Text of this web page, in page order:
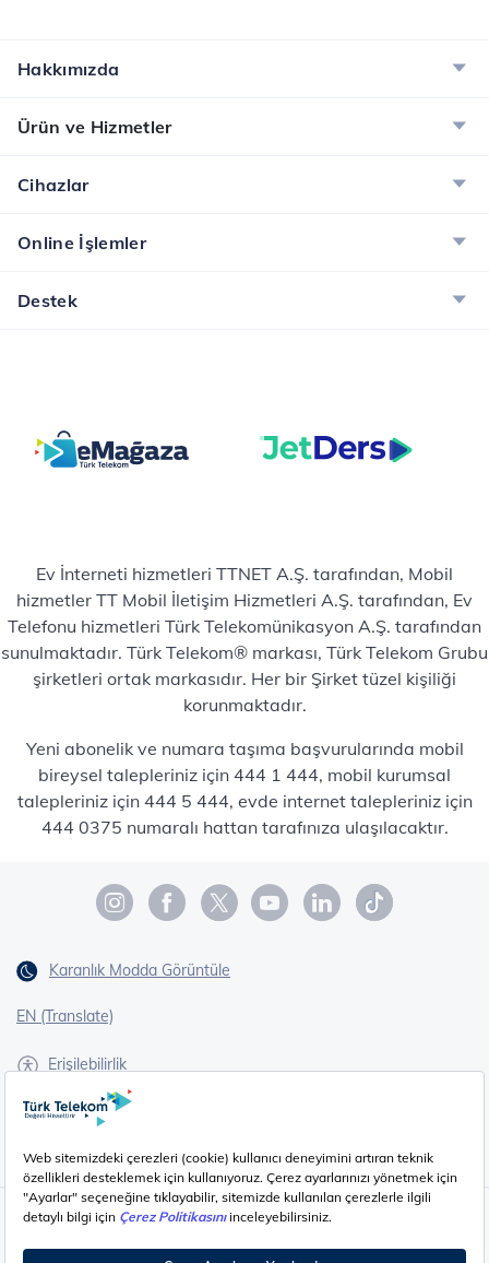
Hakkımızda
Ürün ve Hizmetler
Cihazlar
Online İşlemler
Destek
Ev İnterneti hizmetleri TTNET A.Ş. tarafından, Mobil
hizmetler TT Mobil İletişim Hizmetleri A.Ş. tarafından, Ev
Telefonu hizmetleri Türk Telekomünikasyon A.Ş. tarafından
sunulmaktadır. Türk Telekom® markası, Türk Telekom Grubu
şirketleri ortak markasıdır. Her bir Şirket tüzel kişiliği
korunmaktadır.
Yeni abonelik ve numara taşıma başvurularında mobil
bireysel talepleriniz için 444 1 444, mobil kurumsal
talepleriniz için 444 5 444, evde internet talepleriniz için
444 0375 numaralı hattan tarafınıza ulaşılacaktır.
Karanlık Modda Görüntüle
EN (Translate)
Erişilebilirlik
İşaret Dili Çevirisi